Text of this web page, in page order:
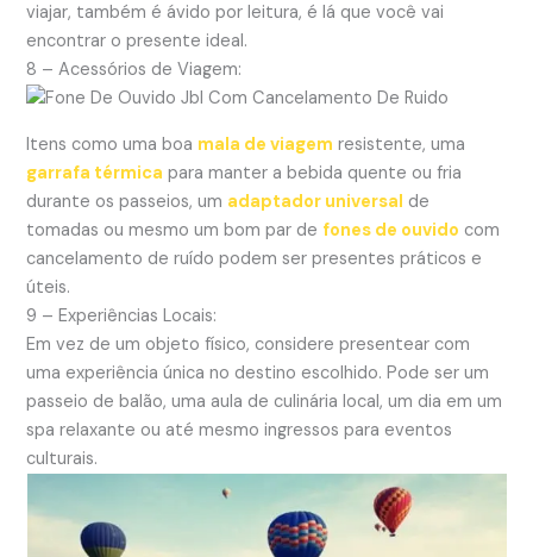
viajar, também é ávido por leitura, é lá que você vai
encontrar o presente ideal.
8 – Acessórios de Viagem:
Itens como uma boa mala de viagem resistente, uma
garrafa térmica para manter a bebida quente ou fria
durante os passeios, um adaptador universal de
tomadas ou mesmo um bom par de fones de ouvido com
cancelamento de ruído podem ser presentes práticos e
úteis.
9 – Experiências Locais:
Em vez de um objeto físico, considere presentear com
uma experiência única no destino escolhido. Pode ser um
passeio de balão, uma aula de culinária local, um dia em um
spa relaxante ou até mesmo ingressos para eventos
culturais.